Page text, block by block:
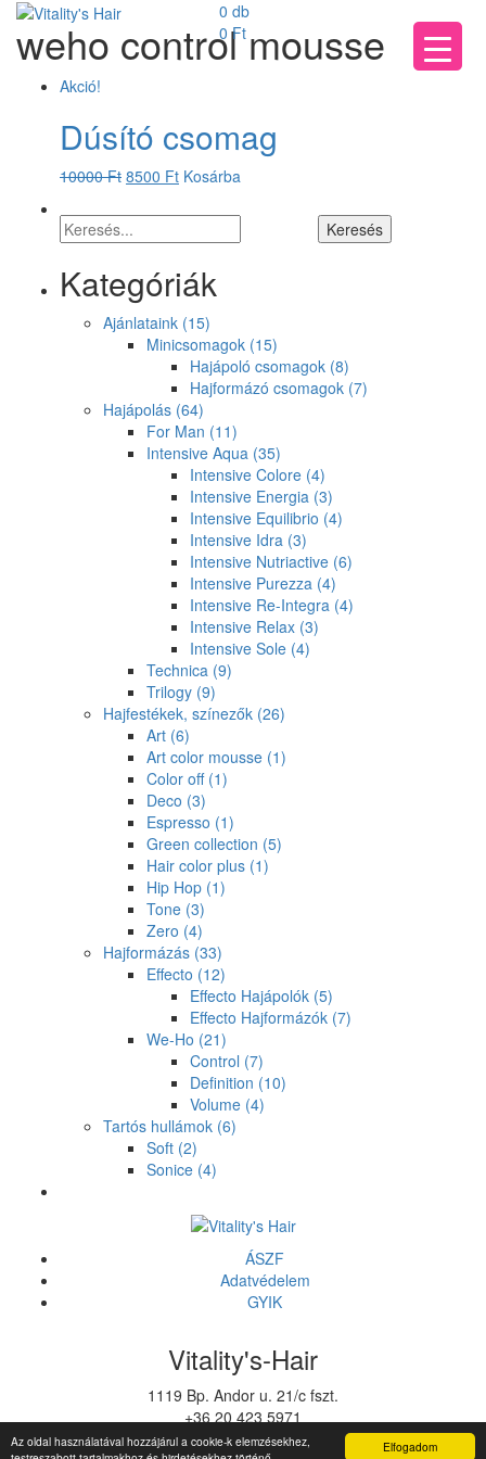
Elfogadom
Az oldal használatával hozzájárul a cookie-k elemzésekhez,
0 db
0Ft
weho control mousse
Akció!
Dúsító csomag
10000Ft 8500 Ft Kosárba
Kategóriák
Ajánlataink (15)
Minicsomagok (15)
Hajápoló csomagok (8)
Hajformázó csomagok (7)
Hajápolás (64)
For Man (11)
Intensive Aqua (35)
Intensive Colore (4)
Intensive Energia (3)
Intensive Equilibrio (4)
Intensive Idra (3)
Intensive Nutriactive (6)
Intensive Purezza (4)
Intensive Re-Integra (4)
Intensive Relax (3)
Intensive Sole (4)
Technica (9)
Trilogy (9)
Hajfestékek, színezők (26)
Art (6)
Art color mousse (1)
Color off (1)
Deco (3)
Espresso (1)
Green collection (5)
Hair color plus (1)
Hip Hop (1)
Tone (3)
Zero (4)
Hajformázás (33)
Effecto (12)
Effecto Hajápolók (5)
Effecto Hajformázók (7)
We-Ho (21)
Control (7)
Definition (10)
Volume (4)
Tartós hullámok (6)
Soft (2)
Sonice (4)
ÁSZF
Adatvédelem
GYIK
Vitality's-Hair
1119 Bp. Andor u. 21/c fszt.
+36 20 423 5971
vitalitys@vitalitys.hu